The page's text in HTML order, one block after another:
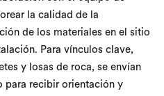
la calidad de la
de los materiales en el sitio
Para vínculos clave,
y losas de roca, se envían
para recibir orientación y